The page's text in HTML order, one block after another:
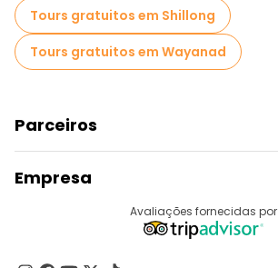
Tours gratuitos em Shillong
Tours gratuitos em Wayanad
Parceiros
Registo Do Fornecedor
Programa De Afiliados
Empresa
Avaliações fornecidas por